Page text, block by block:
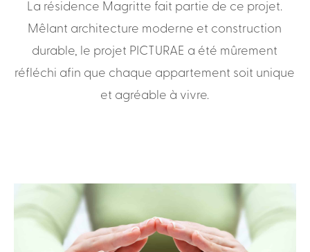
La résidence Magritte fait partie de ce projet.
Mêlant architecture moderne et construction
durable, le projet PICTURAE a été mûrement
réfléchi afin que chaque appartement soit unique
et agréable à vivre.